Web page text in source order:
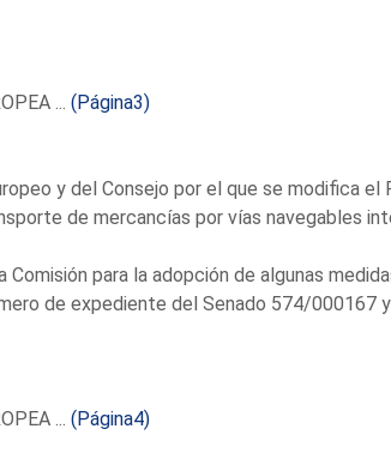
... (Página3)
y del Consejo por el que se modifica el
de mercancías por vías navegables
para la adopción de algunas
de expediente del Senado 574/000167
... (Página4)